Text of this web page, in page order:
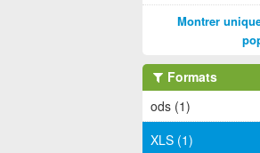
Montrer
Formats
ods (1)
XLS (1)